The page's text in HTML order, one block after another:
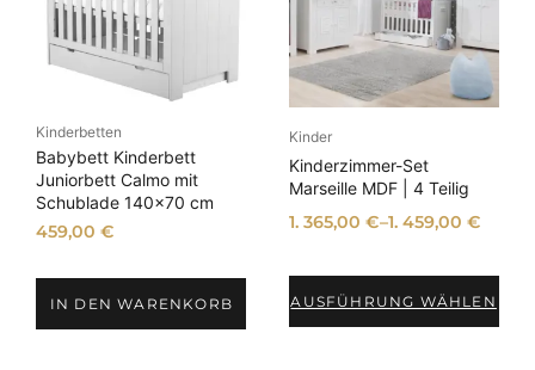
Kinderbetten
Babybett Kinderbett
Juniorbett Calmo mit
Schublade 140×70 cm
459,00€
IN DEN WARENKORB
Kinder
Kinderzimmer-Set
Marseille MDF | 4 Teilig
1. 365,00 €–1. 459,00 €
AUSFÜHRUNG WÄHLEN